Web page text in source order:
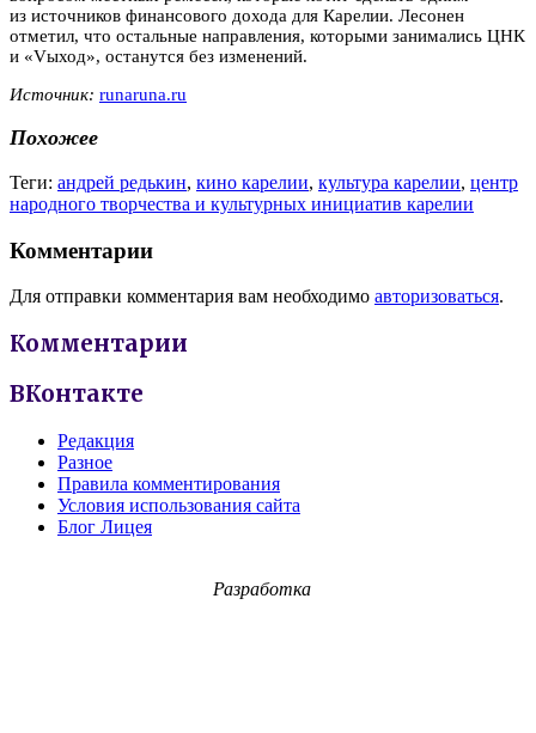
из источников финансового дохода для Карелии. Лесонен
отметил, что остальные направления, которыми занимались ЦНК
и «Vыход», останутся без изменений.
Источник: runaruna.ru
Похожее
Теги: андрей редькин, кино карелии, культура карелии, центр
народного творчества и культурных инициатив карелии
Комментарии
Для отправки комментария вам необходимо авторизоваться.
Комментарии
ВКонтакте
Редакция
Разное
Правила комментирования
Условия использования сайта
Блог Лицея
Разработка